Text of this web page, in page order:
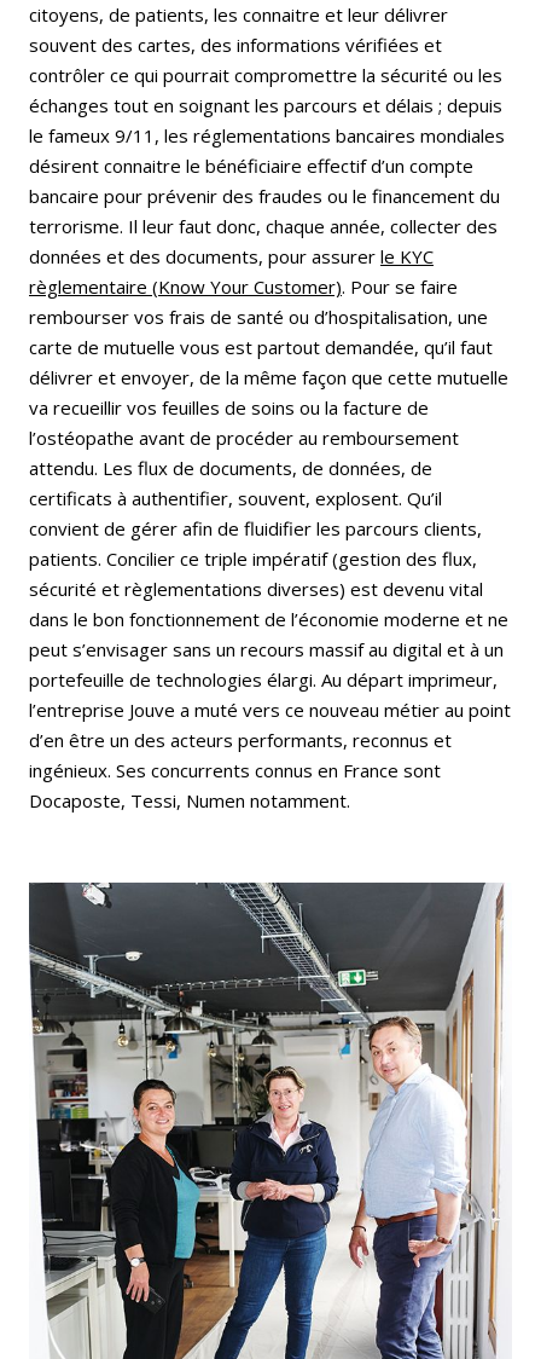
citoyens, de patients, les connaitre et leur délivrer
souvent des cartes, des informa­tions vérifiées et
contrôler ce qui pourrait compromettre la sé­curité ou les
échanges tout en soignant les parcours et délais ; depuis
le fameux 9/11, les réglementations bancaires mon­diales
désirent connaitre le bénéficiaire effectif d’un compte
bancaire pour prévenir des fraudes ou le financement du
ter­rorisme. Il leur faut donc, chaque année, collecter des
données et des documents, pour assurer le KYC
règlementaire (Know Your Customer). Pour se faire
rembourser vos frais de santé ou d’hospitalisation, une
carte de mutuelle vous est partout de­mandée, qu’il faut
délivrer et envoyer, de la même façon que cette mutuelle
va recueillir vos feuilles de soins ou la facture de
l’ostéopathe avant de procéder au remboursement
attendu. Les flux de documents, de données, de
certificats à authentifier, souvent, explosent. Qu’il
convient de gérer afin de fluidifier les parcours clients,
patients. Concilier ce triple impératif (gestion des flux,
sécurité et règlementations diverses) est devenu vital
dans le bon fonctionnement de l’économie moderne et ne
peut s’envisager sans un recours massif au digital et à un
portefeuille de technologies élargi. Au départ imprimeur,
l’entreprise Jouve a muté vers ce nouveau métier au point
d’en être un des acteurs performants, reconnus et
ingénieux. Ses concurrents connus en France sont
Docaposte, Tessi, Numen notamment.